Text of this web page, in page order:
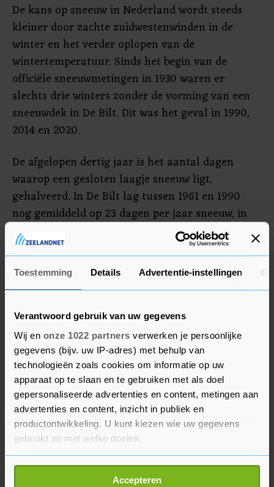
Toestemming Details Advertentie-instellingen
Verantwoord gebruik van uw gegevens
Wij en onze 1022 partners verwerken je persoonlijke
gegevens (bijv. uw IP-adres) met behulp van
technologieën zoals cookies om informatie op uw
apparaat op te slaan en te gebruiken met als doel
gepersonaliseerde advertenties en content, metingen aan
advertenties en content, inzicht in publiek en
productontwikkeling. U kunt kiezen wie uw gegevens
gebruikt en met welke doelen.
Als u het toestaat, willen we ook graag:
Informatie verzamelen over uw geografische
Accepteren
De kans op sneeuw in Nederland wordt steeds
kleiner door zachte zuidwestenwinden in de
winter en het verder oplopen van de
wintertemperatuur. Sinds het begin van de
officiële sneeuwmetingen in 1930 waren er
slechts drie winters zonder de vorming van een
sneeuwdek in De Bilt. Dit was het geval in 1990,
2014 en 2020.
De afgelopen dertig jaar is het aantal dagen
waarop een gesloten laagje sneeuw ligt,
gehalveerd. In De Bilt lag tussen 1961 en 1990
nog gemiddeld op 23 dagen per jaar sneeuw, in
het huidige klimaat is dit aantal gedaald naar 11.
Gemiddeld over het land is het aantal
sneeuwdekdagen gedaald van 19 naar 10.